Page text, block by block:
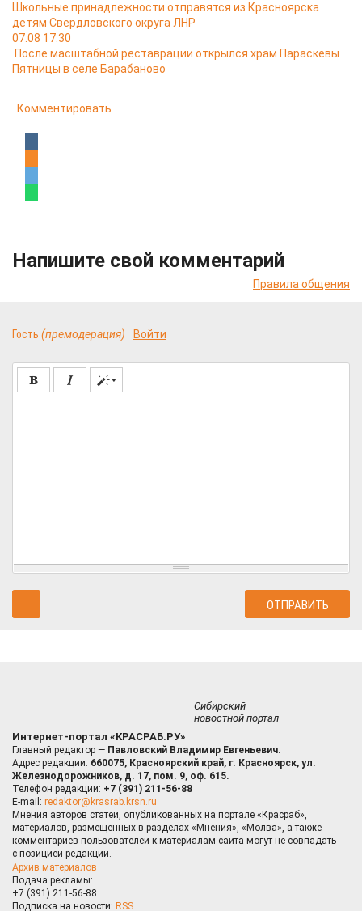
Школьные принадлежности отправятся из Красноярска
детям Свердловского округа ЛНР
07.08 17:30
После масштабной реставрации открылся храм Параскевы
Пятницы в селе Барабаново
Комментировать
Напишите свой комментарий
Правила общения
Гость (премодерация) Войти
Сибирский
новостной портал
Интернет-портал «КРАСРАБ.РУ»
Главный редактор — Павловский Владимир Евгеньевич.
Адрес редакции: 660075, Красноярский край, г. Красноярск, ул.
Железнодорожников, д. 17, пом. 9, оф. 615.
Телефон редакции: +7 (391) 211-56-88
E-mail: redaktor@krasrab.krsn.ru
Мнения авторов статей, опубликованных на портале «Красраб»,
материалов, размещённых в разделах «Мнения», «Молва», а также
комментариев пользователей к материалам сайта могут не совпадать
с позицией редакции.
Архив материалов
Подача рекламы:
+7 (391) 211-56-88
Подписка на новости: RSS